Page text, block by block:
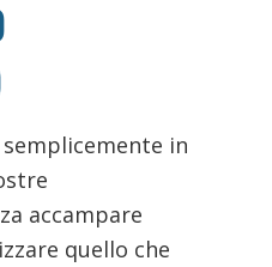
semplicemente in
accampare
quello che